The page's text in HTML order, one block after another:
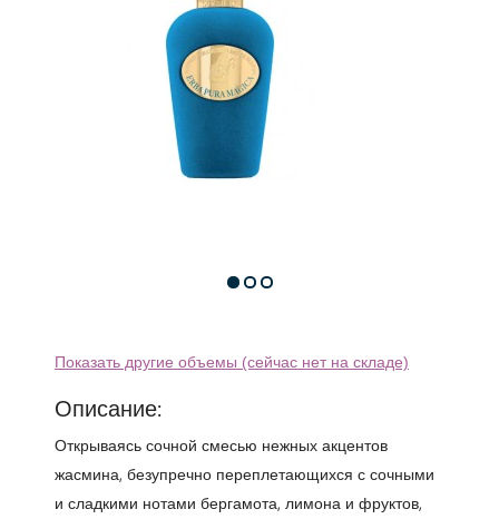
Показать другие объемы (сейчас нет на складе)
Описание:
Открываясь сочной смесью нежных акцентов
жасмина, безупречно переплетающихся с сочными
и сладкими нотами бергамота, лимона и фруктов,